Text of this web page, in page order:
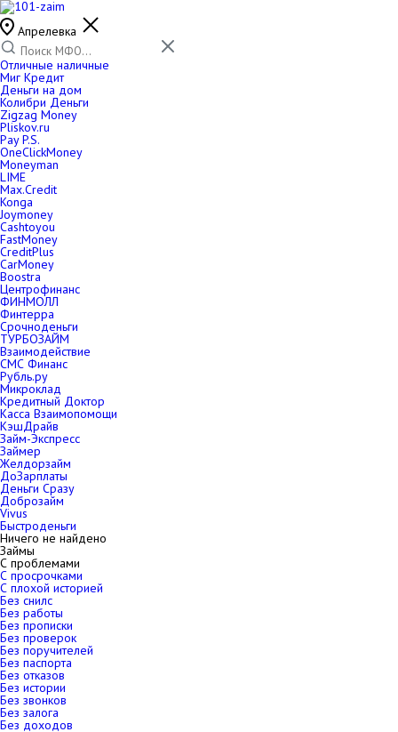
Апрелевка
Отличные наличные
Миг Кредит
Деньги на дом
Колибри Деньги
Zigzag Money
Pliskov.ru
Pay P.S.
OneClickMoney
Moneyman
LIME
Max.Credit
Konga
Joymoney
Cashtoyou
FastMoney
CreditPlus
CarMoney
Boostra
Центрофинанс
ФИНМОЛЛ
Финтерра
Срочноденьги
ТУРБОЗАЙМ
Взаимодействие
СМС Финанс
Рубль.ру
Микроклад
Кредитный Доктор
Касса Взаимопомощи
КэшДрайв
Займ-Экспресс
Займер
Желдорзайм
ДоЗарплаты
Деньги Сразу
Доброзайм
Vivus
Быстроденьги
Ничего не найдено
Займы
С проблемами
С просрочками
С плохой историей
Без снилс
Без работы
Без прописки
Без проверок
Без поручителей
Без паспорта
Без отказов
Без истории
Без звонков
Без залога
Без доходов